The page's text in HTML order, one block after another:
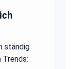
ständig